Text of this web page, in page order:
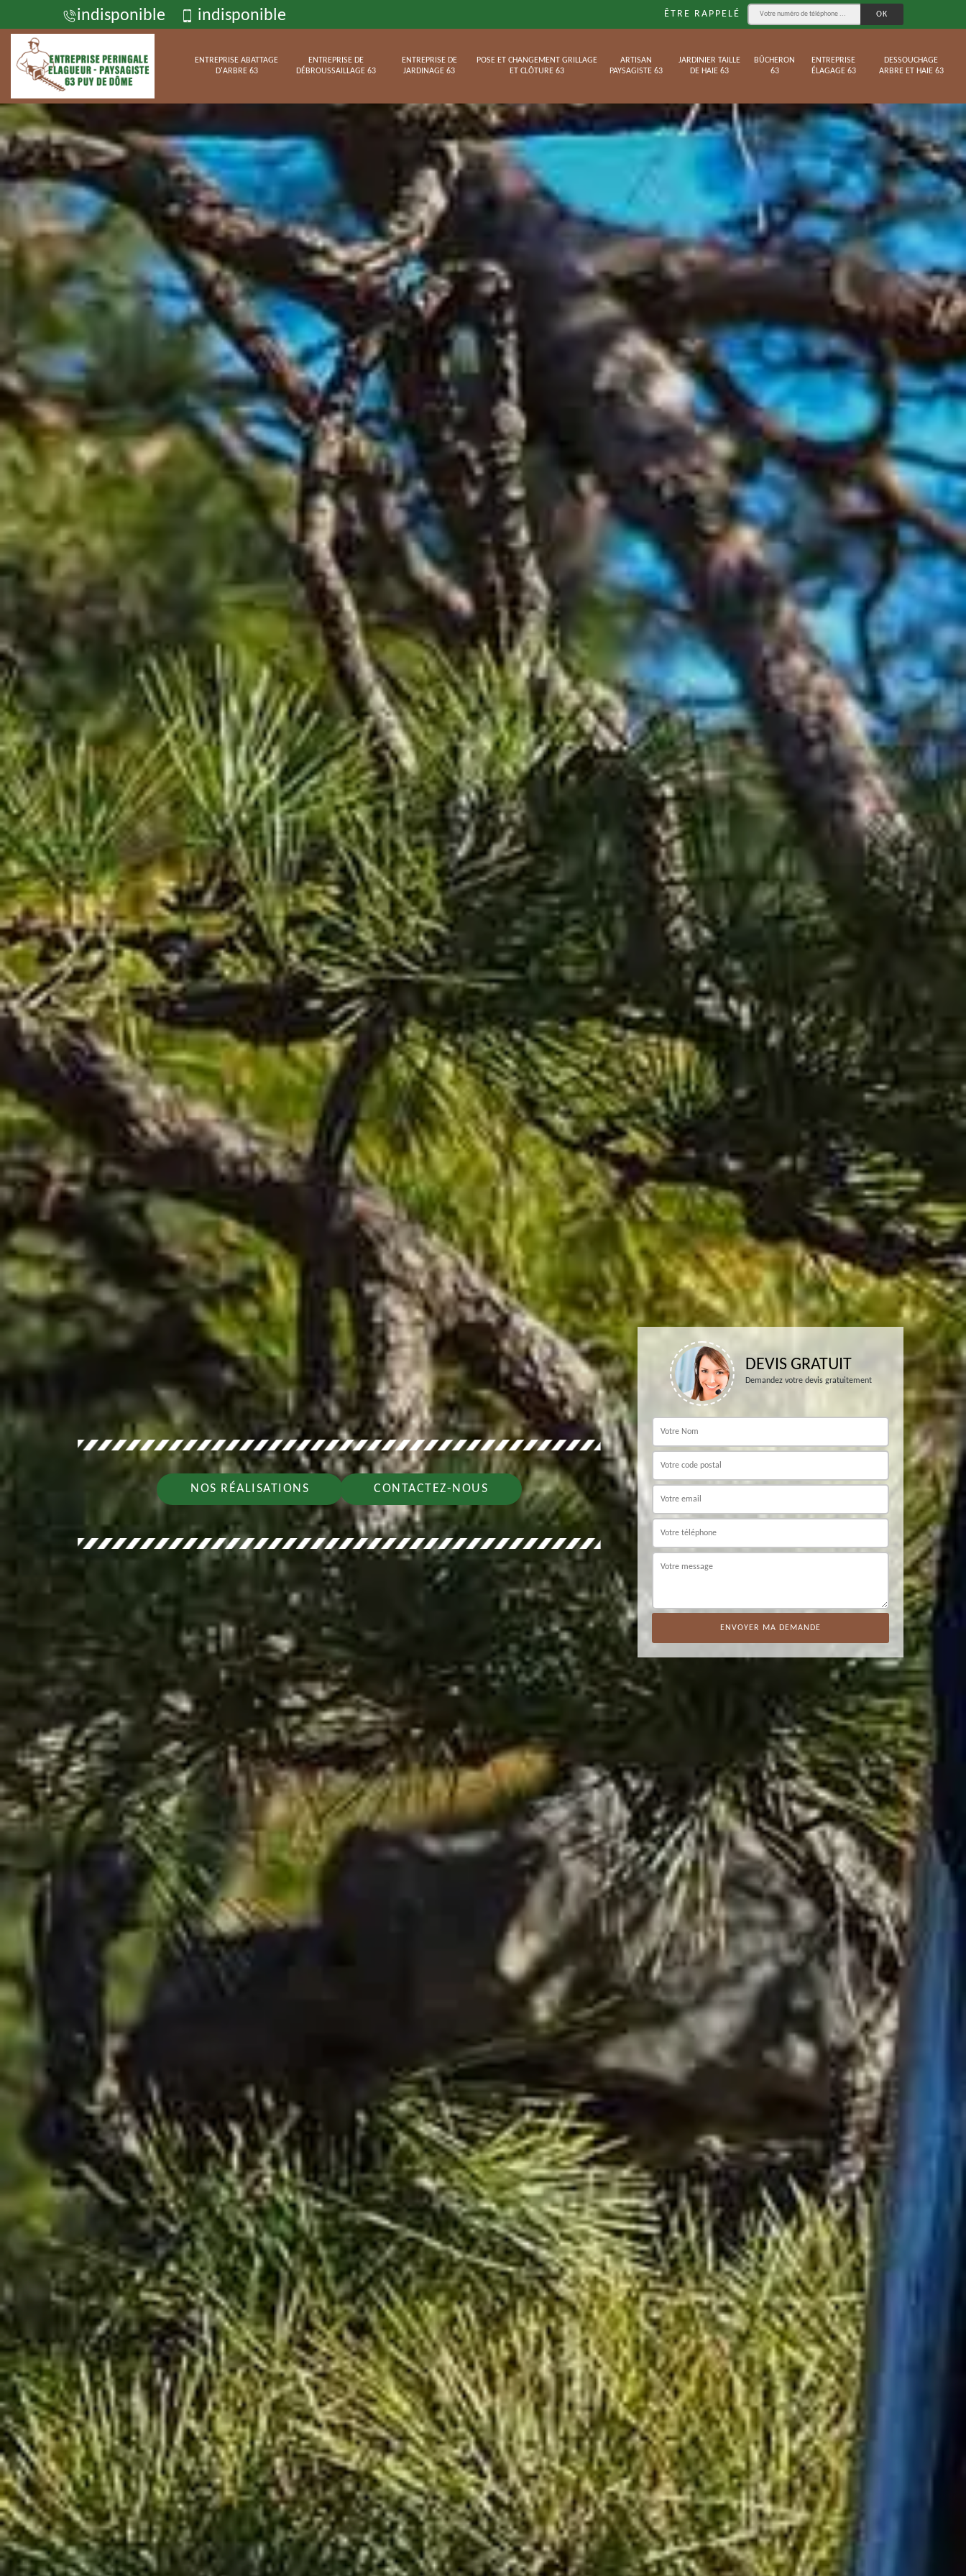
indisponible indisponible ÊTRE RAPPELÉ
ENTREPRISE ABATTAGE
D'ARBRE 63
ENTREPRISE DE
DÉBROUSSAILLAGE 63
ENTREPRISE DE
JARDINAGE 63
POSE ET CHANGEMENT GRILLAGE
ET CLÔTURE 63
ARTISAN
PAYSAGISTE 63
JARDINIER TAILLE
DE HAIE 63
BÛCHERON
63
ENTREPRISE
ÉLAGAGE 63
DESSOUCHAGE
ARBRE ET HAIE 63
NOS RÉALISATIONS CONTACTEZ-NOUS
DEVIS GRATUIT
Demandez votre devis gratuitement